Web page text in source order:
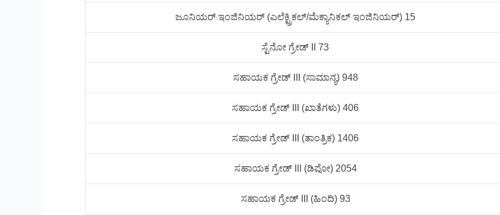
ಜೂನಿಯರ್ ಇಂಜಿನಿಯರ್ (ಎಲೆಕ್ಟ್ರಿಕಲ್/ಮೆಕ್ಯಾನಿಕಲ್ ಇಂಜಿನಿಯರ್) 15
ಸ್ಟೆನೋ ಗ್ರೇಡ್ II 73
ಸಹಾಯಕ ಗ್ರೇಡ್ III (ಸಾಮಾನ್ಯ) 948
ಸಹಾಯಕ ಗ್ರೇಡ್ III (ಖಾತೆಗಳು) 406
ಸಹಾಯಕ ಗ್ರೇಡ್ III (ತಾಂತ್ರಿಕ) 1406
ಸಹಾಯಕ ಗ್ರೇಡ್ III (ಡಿಪೋ) 2054
ಸಹಾಯಕ ಗ್ರೇಡ್ III (ಹಿಂದಿ) 93